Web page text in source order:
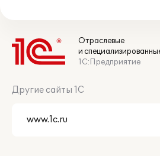
Отраслевые
и
1С:Предприятие
Другие сайты 1С